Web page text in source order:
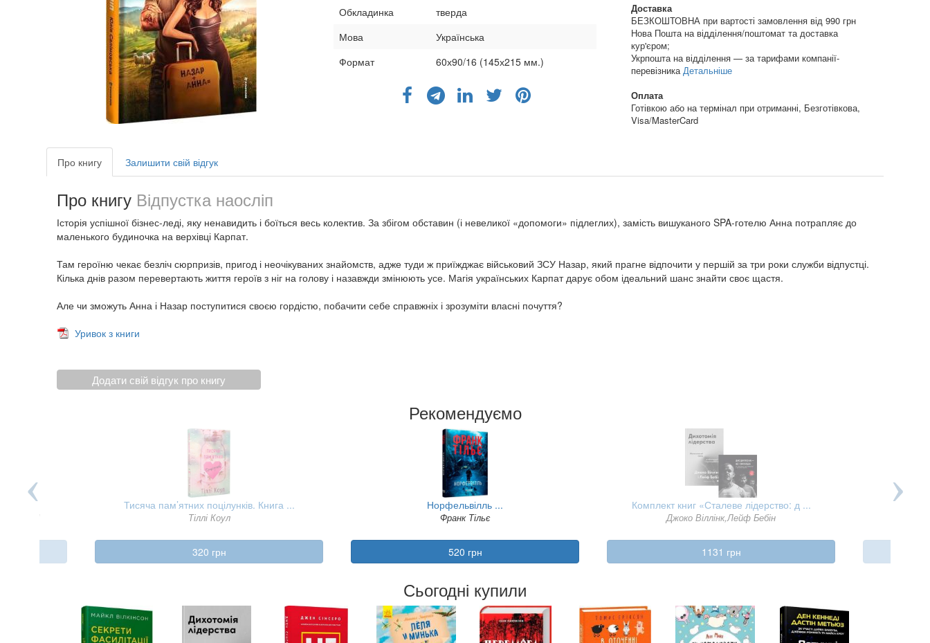
Доставка
БЕЗКОШТОВНА при вартості замовлення від 990 грн
Нова Пошта на відділення/поштомат та доставка
кур'єром;
Укрпошта на відділення — за тарифами компанії-
перевізника Детальніше
Оплата
Готівкою або на термінал при отриманні, Безготівкова,
Visa/MasterCard
Обкладинка
тверда
Мова
Українська
Формат
60х90/16 (145х215 мм.)
Про книгу Залишити свій відгук
Про книгу Відпустка наосліп
Історія успішної бізнес-леді, яку ненавидить і боїться весь колектив. За збігом обставин (і невеликої «допомоги» підлеглих), замість вишуканого SPA-готелю Анна потрапляє до
маленького будиночка на верхівці Карпат.
Там героїню чекає безліч сюрпризів, пригод і неочікуваних знайомств, адже туди ж приїжджає військовий ЗСУ Назар, який прагне відпочити у першій за три роки служби відпустці.
Кілька днів разом перевертають життя героїв з ніг на голову і назавжди змінюють усе. Магія українських Карпат дарує обом ідеальний шанс знайти своє щастя.
Але чи зможуть Анна і Назар поступитися своєю гордістю, побачити себе справжніх і зрозуміти власні почуття?
Уривок з книги
Додати свій відгук про книгу
Рекомендуємо
Тисяча пам’ятних поцілунків. Книга ...
Тіллі Коул
320 грн
Норфельвілль ...
Франк Тільє
520 грн
Комплект книг «Сталеве лідерство: д ...
Джоко Віллінк,Лейф Бебін
1131 грн
Сьогодні купили